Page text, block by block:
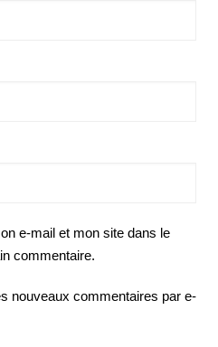
e-mail et mon site dans le
commentaire.
nouveaux commentaires par e-